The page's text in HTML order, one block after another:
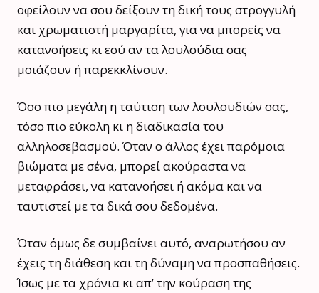
οφείλουν να σου δείξουν τη δική τους στρογγυλή
και χρωματιστή μαργαρίτα, για να μπορείς να
κατανοήσεις κι εσύ αν τα λουλούδια σας
μοιάζουν ή παρεκκλίνουν.
Όσο πιο μεγάλη η ταύτιση των λουλουδιών σας,
τόσο πιο εύκολη κι η διαδικασία του
αλληλοσεβασμού. Όταν ο άλλος έχει παρόμοια
βιώματα με σένα, μπορεί ακούραστα να
μεταφράσει, να κατανοήσει ή ακόμα και να
ταυτιστεί με τα δικά σου δεδομένα.
Όταν όμως δε συμβαίνει αυτό, αναρωτήσου αν
έχεις τη διάθεση και τη δύναμη να προσπαθήσεις.
Ίσως με τα χρόνια κι απ’ την κούραση της